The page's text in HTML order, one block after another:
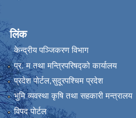
लिंक
केन्द्रीय पञ्जिकरण विभाग
प्र. म तथा मन्त्रिपरिषद्को कार्यालय
प्रदेश पाेर्टल,सुदूरपश्चिम प्रदेश
भुमि व्यवस्था कृषि तथा सहकारी मन्त्रालय
विपद पोर्टल